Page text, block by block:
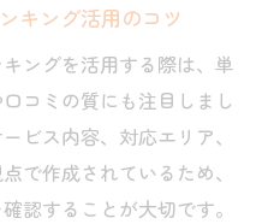
スクリーニング利用の
で入居前の清潔感を実
キング活用のコツ
ングを活用する際は、単
コミの質にも注目しまし
ビス内容、対応エリア、
で作成されているため、
認することが大切です。